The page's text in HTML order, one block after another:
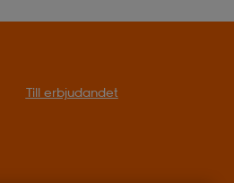
Till erbjudandet